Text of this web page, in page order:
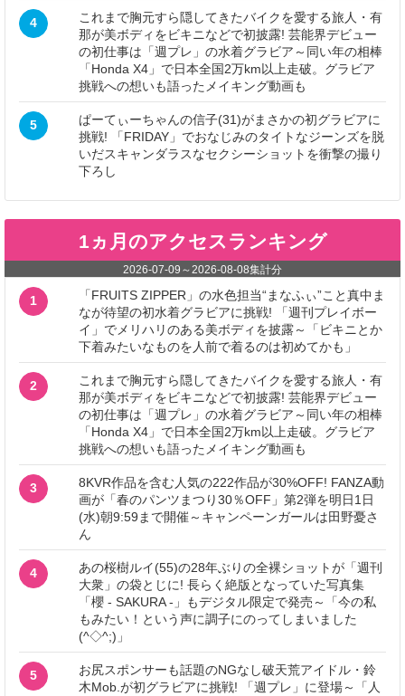
4
これまで胸元すら隠してきたバイクを愛する旅人・有
那が美ボディをビキニなどで初披露! 芸能界デビュー
の初仕事は「週プレ」の水着グラビア～同い年の相棒
「Honda X4」で日本全国2万km以上走破。グラビア
挑戦への想いも語ったメイキング動画も
5
ぱーてぃーちゃんの信子(31)がまさかの初グラビアに
挑戦! 「FRIDAY」でおなじみのタイトなジーンズを脱
いだスキャンダラスなセクシーショットを衝撃の撮り
下ろし
1ヵ月のアクセスランキング
2026-07-09 ～2026-08-08集計分
1
「FRUITS ZIPPER」の水色担当“まなふぃ”こと真中ま
なが待望の初水着グラビアに挑戦! 「週刊プレイボー
イ」でメリハリのある美ボディを披露～「ビキニとか
下着みたいなものを人前で着るのは初めてかも」
2
これまで胸元すら隠してきたバイクを愛する旅人・有
那が美ボディをビキニなどで初披露! 芸能界デビュー
の初仕事は「週プレ」の水着グラビア～同い年の相棒
「Honda X4」で日本全国2万km以上走破。グラビア
挑戦への想いも語ったメイキング動画も
3
8KVR作品を含む人気の222作品が30%OFF! FANZA動
画が「春のパンツまつり30％OFF」第2弾を明日1日
(水)朝9:59まで開催～キャンペーンガールは田野憂さ
ん
4
あの桜樹ルイ(55)の28年ぶりの全裸ショットが「週刊
大衆」の袋とじに! 長らく絶版となっていた写真集
「櫻 - SAKURA -」もデジタル限定で発売～「今の私
もみたい！という声に調子にのってしまいました
(^◇^;)」
5
お尻スポンサーも話題のNGなし破天荒アイドル・鈴
木Mob.が初グラビアに挑戦! 「週プレ」に登場～「人